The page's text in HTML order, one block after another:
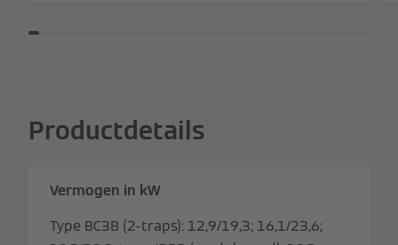
Productdetails
Vermogen in kW
Type BC3B (2-traps): 12,9/19,3; 16,1/23,6;